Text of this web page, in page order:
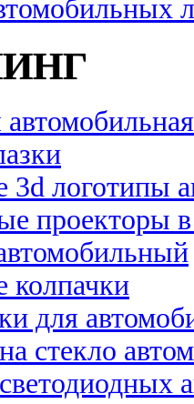
3d логотипы
проекторы
колпачки
для
стекло